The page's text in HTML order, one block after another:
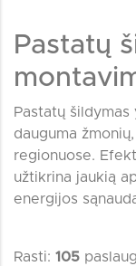
Pastatų
Pastatų šildymas
dauguma
regionuose.
užtikrina jaukią
energijos
Rasti: 105